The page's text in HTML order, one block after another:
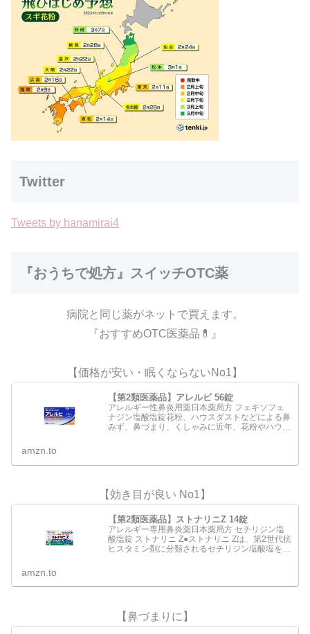
Twitter
Tweets by hanamirai4
『おうちで処方』スイッチOTC薬
病院と同じ薬がネットで買えます。
『おすすめOTC医薬品💊』
【価格が安い・眠くならないNo1】
【第2類医薬品】アレルビ 56錠
アレルギー性鼻炎用薬日本薬局方 フェキソフェ
ナジン塩酸塩錠花粉、ハウスダストなどによる鼻
みず、鼻づまり、くしゃみに近年、花粉やハウス
amzn.to
【効き目が良い No1】
【第2類医薬品】ストナリニZ 14錠
アレルギー専用鼻炎薬日本薬局方 セチリジン塩
酸塩錠 ストナリニ Z●ストナリニ Zは、第2世代抗
ヒスタミン剤に分類されるセチリジン塩酸塩を配
amzn.to
【鼻づまりに】